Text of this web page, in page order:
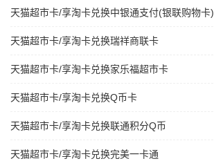
天猫超市卡/享淘卡兑换中银通支付(银联购物卡)
天猫超市卡/享淘卡兑换瑞祥商联卡
天猫超市卡/享淘卡兑换家乐福超市卡
天猫超市卡/享淘卡兑换Q币卡
天猫超市卡/享淘卡兑换联通积分Q币
天猫超市卡/享淘卡兑换完美一卡通